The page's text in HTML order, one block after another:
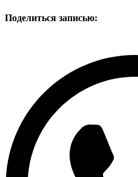
Поделиться записью: